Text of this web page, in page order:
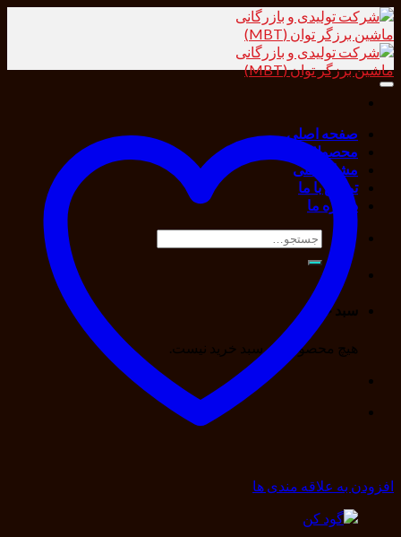
Skip
to
content
صفحه اصلی
محصولات
مشاور فنی
تماس با ما
درباره ما
جستجو
برای:
سبد خرید
هیچ محصولی در سبد خرید نیست.
افزودن به علاقه مندی ها